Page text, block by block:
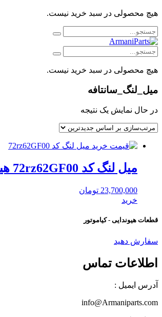
هیچ محصولی در سبد خرید نیست.
هیچ محصولی در سبد خرید نیست.
میل_لنگ_سانتافه
در حال نمایش یک نتیجه
میل لنگ کد 72rz62GF00 هیوندای موبیس
23,700,000 تومان
خرید
قطعات هیوندایی - کیاموتور
سفارش دهید
اطلاعات تماس
آدرس ایمیل :
info@Armaniparts.com